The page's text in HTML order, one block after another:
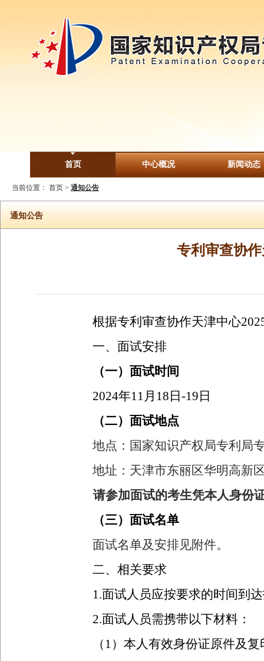
首页 中心概况 新闻动态
当前位置： 首页 > 通知公告
通知公告
专利审查协
根据专利审查协作天津中心
一、面试安排
（一）面试时间
2024年11月 18 日-19 日
（二）面试地点
地点：国家知识产权局专利局
地址：天津市东丽区华明高新
请参加面试的考生凭本人身份
（三）面试名单
面试名单及安排见附件。
二、相关要求
1.面试人员应按要求的时间到
2.面试人员需携带以下材料：
（ 1）本人有效身份证原件及复